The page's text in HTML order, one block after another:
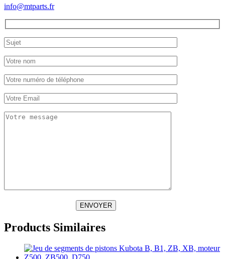
info@mtparts.fr
ENVOYER
Products Similaires